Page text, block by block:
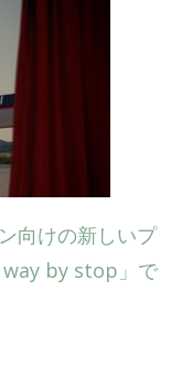
向けの新しいプ
by stop」で